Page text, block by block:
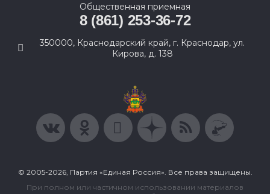
Общественная приемная
8 (861) 253-36-72
350000, Краснодарский край, г. Краснодар, ул.
Кирова, д. 138
© 2005-2026, Партия «Единая Россия». Все права защищены.
При полном или частичном использовании материалов